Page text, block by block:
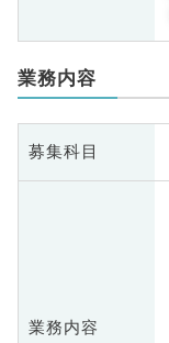
業務内容
募集科目
業務内容